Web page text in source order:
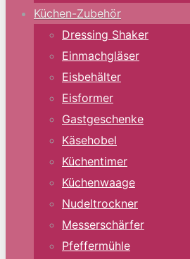
Küchen-Zubehör
Dressing Shaker
Einmachgläser
Eisbehälter
Eisformer
Gastgeschenke
Käsehobel
Küchentimer
Küchenwaage
Nudeltrockner
Messerschärfer
Pfeffermühle